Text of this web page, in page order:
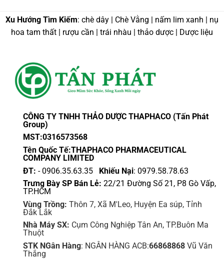
Xu Hướng Tìm Kiếm: chè dây | Chè Vằng | nấm lim xanh | nụ
hoa tam thất | rượu cần | trái nhàu | thảo dược | Dược liệu
CÔNG TY TNHH THẢO DƯỢC THAPHACO (Tấn Phát
Group)
MST:0316573568
Tên Quốc Tế:THAPHACO PHARMACEUTICAL
COMPANY LIMITED
ĐT: - 0906.35.63.35 Khiếu Nại: 0979.58.78.63
Trưng Bày SP Bán Lẻ: 22/21 Đường Số 21, P8 Gò Vấp,
TP.HCM
Vùng Trồng: Thôn 7, Xã M'Leo, Huyện Ea súp, Tỉnh
Đắk Lắk
Nhà Máy SX: Cụm Công Nghiệp Tân An, TP.Buôn Ma
Thuột
STK NGân Hàng: NGÂN HÀNG ACB:66868868Vũ Văn
Thắng